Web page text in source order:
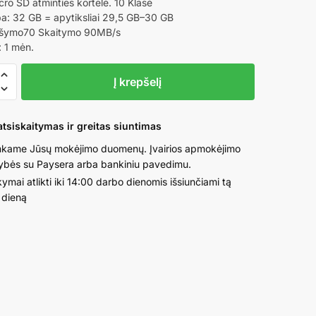
4,50 €.
is:
3,90 €.
SD atminties kortelė. 10 Klasė
32 GB = apytiksliai 29,5 GB–30 GB
Skaitymo 90MB/s
1 mėn.
Į krepšelį
ir greitas siuntimas
Jūsų mokėjimo duomenų. Įvairios apmokėjimo
su Paysera arba bankiniu pavedimu.
atlikti iki 14:00 darbo dienomis išsiunčiami tą